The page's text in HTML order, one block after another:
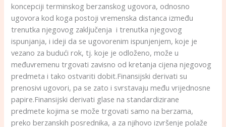
koncepciji terminskog berzanskog ugovora, odnosno
ugovora kod koga postoji vremenska distanca između
trenutka njegovog zaključenja i trenutka njegovog
ispunjanja, i ideji da se ugovorenim ispunjenjem, koje je
vezano za budući rok, tj. koje je odloženo, može u
međuvremenu trgovati zavisno od kretanja cijena njegovog
predmeta i tako ostvariti dobit.Finansijski derivati su
prenosivi ugovori, pa se zato i svrstavaju među vrijednosne
papire.Finansijski derivati glase na standardizirane
predmete kojima se može trgovati samo na berzama,
preko berzanskih posrednika, a za njihovo izvršenje polaže